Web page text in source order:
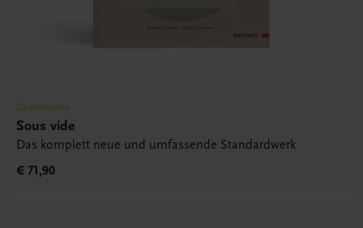
Gastronomie
Sous vide
Das komplett neue und umfassende Standardwerk
€ 71,90